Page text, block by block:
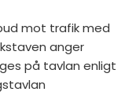
mot trafik med
anger
på tavlan enligt